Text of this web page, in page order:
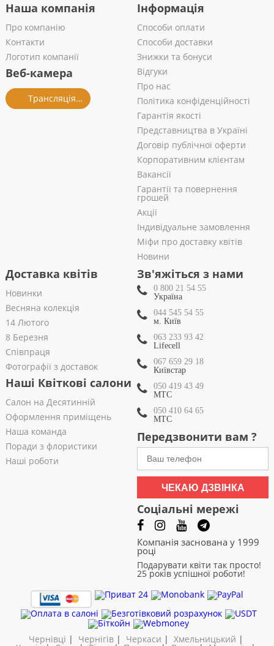
Наша компанія
Про компанію
Контакти
Логотип компанії
Веб-камера
Трансляція із салону
Інформація
Способи оплати
Способи доставки
Знижки та бонуси
Відгуки
Про нас
Політика конфіденційності
Гарантія якості
Представництва в Україні
Договір публічної оферти
Корпоративним клієнтам
Вакансії
Гарантії та повернення
грошей
Акції
Індивідуальне замовлення
Міфи про доставку квітів
Новини
Доставка квітів
Новинки
Весняна колекція
14 Лютого
8 Березня
Співпраця
Фотографії з доставок
Наші Квіткові салони
Салон на Десятинній
Оформлення приміщень
Наша команда
Поради з флористики
Наші роботи
Зв'яжіться з нами
0 800 21 54 55
Україна
044 545 54 55
м. Київ
063 233 93 42
Lifecell
067 659 29 18
Київстар
050 419 43 49
МТС
050 410 64 65
МТС
Передзвонити вам ?
ЧЕКАЮ ДЗВІНКА
Соціальні мережі
Компанія заснована у 1999
році
Подарувати квіти так просто!
25 років успішної роботи!
Чернівці | Чернігів| Черкаси | Хмельницький |